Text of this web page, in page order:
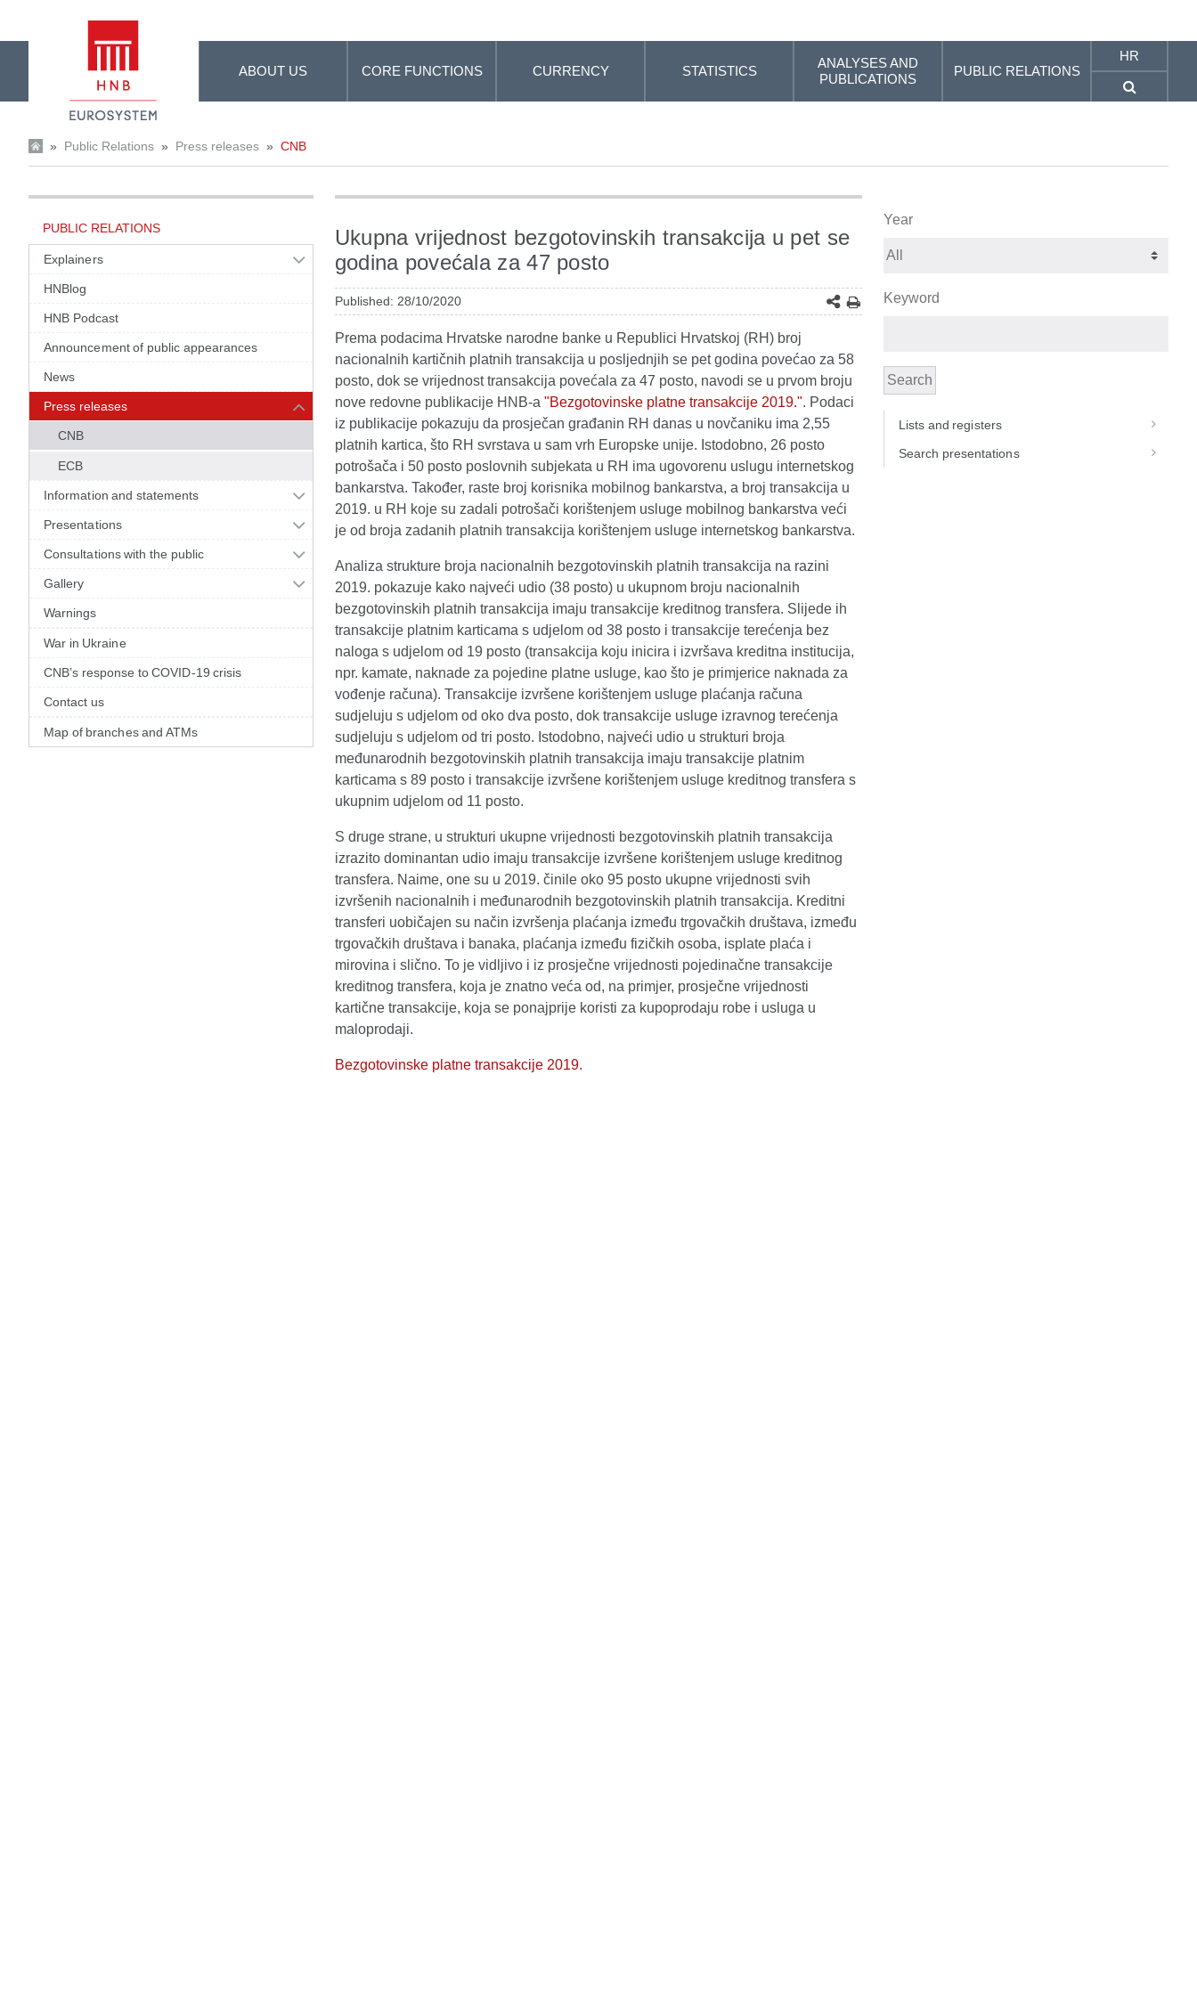
ABOUT US CORE FUNCTIONS CURRENCY STATISTICS
ANALYSES AND
PUBLICATIONS
PUBLIC RELATIONS
HR
» Public Relations » Press releases » CNB
PUBLIC RELATIONS
Explainers
HNBlog
HNB Podcast
Announcement of public appearances
News
Press releases
CNB
ECB
Information and statements
Presentations
Consultations with the public
Gallery
Warnings
War in Ukraine
CNB’s response to COVID-19 crisis
Contact us
Map of branches and ATMs
Ukupna vrijednost bezgotovinskih transakcija u pet se
godina povećala za 47 posto
Published: 28/10/2020
Prema podacima Hrvatske narodne banke u Republici Hrvatskoj (RH) broj
nacionalnih kartičnih platnih transakcija u posljednjih se pet godina povećao za 58
posto, dok se vrijednost transakcija povećala za 47 posto, navodi se u prvom broju
nove redovne publikacije HNB-a "Bezgotovinske platne transakcije 2019.". Podaci
iz publikacije pokazuju da prosječan građanin RH danas u novčaniku ima 2,55
platnih kartica, što RH svrstava u sam vrh Europske unije. Istodobno, 26 posto
potrošača i 50 posto poslovnih subjekata u RH ima ugovorenu uslugu internetskog
bankarstva. Također, raste broj korisnika mobilnog bankarstva, a broj transakcija u
2019. u RH koje su zadali potrošači korištenjem usluge mobilnog bankarstva veći
je od broja zadanih platnih transakcija korištenjem usluge internetskog bankarstva.
Analiza strukture broja nacionalnih bezgotovinskih platnih transakcija na razini
2019. pokazuje kako najveći udio (38 posto) u ukupnom broju nacionalnih
bezgotovinskih platnih transakcija imaju transakcije kreditnog transfera. Slijede ih
transakcije platnim karticama s udjelom od 38 posto i transakcije terećenja bez
naloga s udjelom od 19 posto (transakcija koju inicira i izvršava kreditna institucija,
npr. kamate, naknade za pojedine platne usluge, kao što je primjerice naknada za
vođenje računa). Transakcije izvršene korištenjem usluge plaćanja računa
sudjeluju s udjelom od oko dva posto, dok transakcije usluge izravnog terećenja
sudjeluju s udjelom od tri posto. Istodobno, najveći udio u strukturi broja
međunarodnih bezgotovinskih platnih transakcija imaju transakcije platnim
karticama s 89 posto i transakcije izvršene korištenjem usluge kreditnog transfera s
ukupnim udjelom od 11 posto.
S druge strane, u strukturi ukupne vrijednosti bezgotovinskih platnih transakcija
izrazito dominantan udio imaju transakcije izvršene korištenjem usluge kreditnog
transfera. Naime, one su u 2019. činile oko 95 posto ukupne vrijednosti svih
izvršenih nacionalnih i međunarodnih bezgotovinskih platnih transakcija. Kreditni
transferi uobičajen su način izvršenja plaćanja između trgovačkih društava, između
trgovačkih društava i banaka, plaćanja između fizičkih osoba, isplate plaća i
mirovina i slično. To je vidljivo i iz prosječne vrijednosti pojedinačne transakcije
kreditnog transfera, koja je znatno veća od, na primjer, prosječne vrijednosti
kartične transakcije, koja se ponajprije koristi za kupoprodaju robe i usluga u
maloprodaji.
Bezgotovinske platne transakcije 2019.
Year
Keyword
Search
Lists and registers
Search presentations